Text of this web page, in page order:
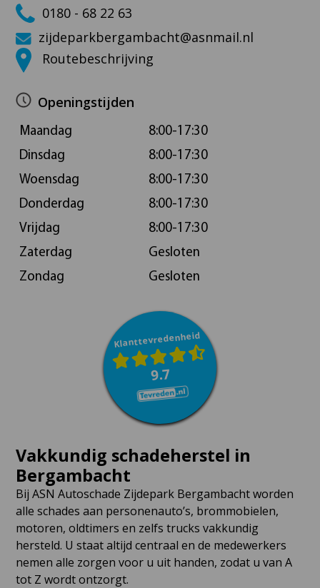
0180 - 68 22 63
zijdeparkbergambacht@asnmail.nl
Routebeschrijving
Openingstijden
Maandag
8:00-17:30
Dinsdag
8:00-17:30
Woensdag
8:00-17:30
Donderdag
8:00-17:30
Vrijdag
8:00-17:30
Zaterdag
Gesloten
Zondag
Gesloten
Klanttevredenheid
9.7
Vakkundig schadeherstel in
Bergambacht
Bij ASN Autoschade Zijdepark Bergambacht worden
alle schades aan personenauto’s, brommobielen,
motoren, oldtimers en zelfs trucks vakkundig
hersteld. U staat altijd centraal en de medewerkers
nemen alle zorgen voor u uit handen, zodat u van A
tot Z wordt ontzorgt.